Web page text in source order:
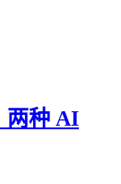
两种 AI